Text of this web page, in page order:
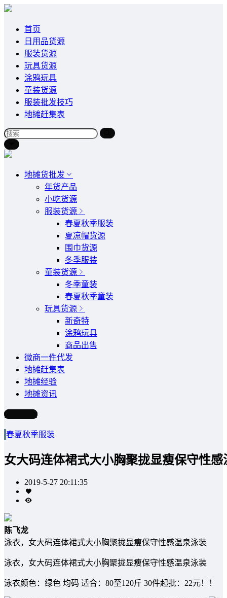
首页
日用品货源
服装货源
玩具货源
涂鸦玩具
童装货源
服装批发技巧
地摊赶集表
地摊货批发
年货产品
小吃货源
服装货源
春夏秋季服装
夏凉帽货源
围巾货源
冬季服装
童装货源
冬季童装
春夏秋季童装
玩具货源
新奇特
涂鸦玩具
商品出售
微商一件代发
地摊赶集表
地摊经验
地摊资讯
写文章
春夏秋季服装
女大码连体裙式大小胸聚拢显瘦保守性
2019-5-27 20:11:35
陈飞龙
泳衣，女大码连体裙式大小胸聚拢显瘦保守性感温泉泳装
泳衣，女大码连体裙式大小胸聚拢显瘦保守性感温泉泳装
泳衣颜色：绿色 均码 适合：80至120斤 30件起批：22元！！